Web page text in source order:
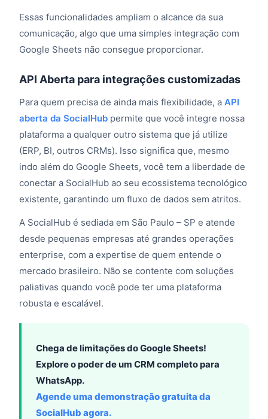
Essas funcionalidades ampliam o alcance da sua
comunicação, algo que uma simples integração com
Google Sheets não consegue proporcionar.
API Aberta para integrações customizadas
Para quem precisa de ainda mais flexibilidade, a API
aberta da SocialHub permite que você integre nossa
plataforma a qualquer outro sistema que já utilize
(ERP, BI, outros CRMs). Isso significa que, mesmo
indo além do Google Sheets, você tem a liberdade de
conectar a SocialHub ao seu ecossistema tecnológico
existente, garantindo um fluxo de dados sem atritos.
A SocialHub é sediada em São Paulo – SP e atende
desde pequenas empresas até grandes operações
enterprise, com a expertise de quem entende o
mercado brasileiro. Não se contente com soluções
paliativas quando você pode ter uma plataforma
robusta e escalável.
Chega de limitações do Google Sheets!
Explore o poder de um CRM completo para
WhatsApp.
Agende uma demonstração gratuita da
SocialHub agora.